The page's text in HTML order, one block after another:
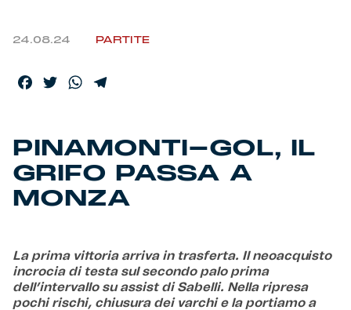
Fortissimo batte il mio cuor
24.08.24 PARTITE
Facebook
TwitterWhatsApp
PINAMONTI-GOL, IL
GRIFO PASSA A
MONZA
La prima vittoria arriva in trasferta. Il neoacquisto
incrocia di testa sul secondo palo prima
dell’intervallo su assist di Sabelli. Nella ripresa
pochi rischi, chiusura dei varchi e la portiamo a